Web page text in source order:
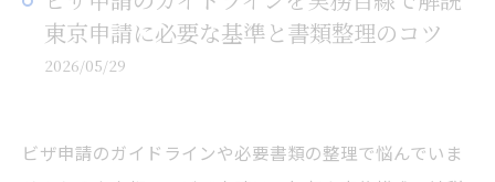
東京申請に必要な基準と書類整理のコツ
2026/05/29
ビザ申請のガイドラインや必要書類の整理で悩んでいま